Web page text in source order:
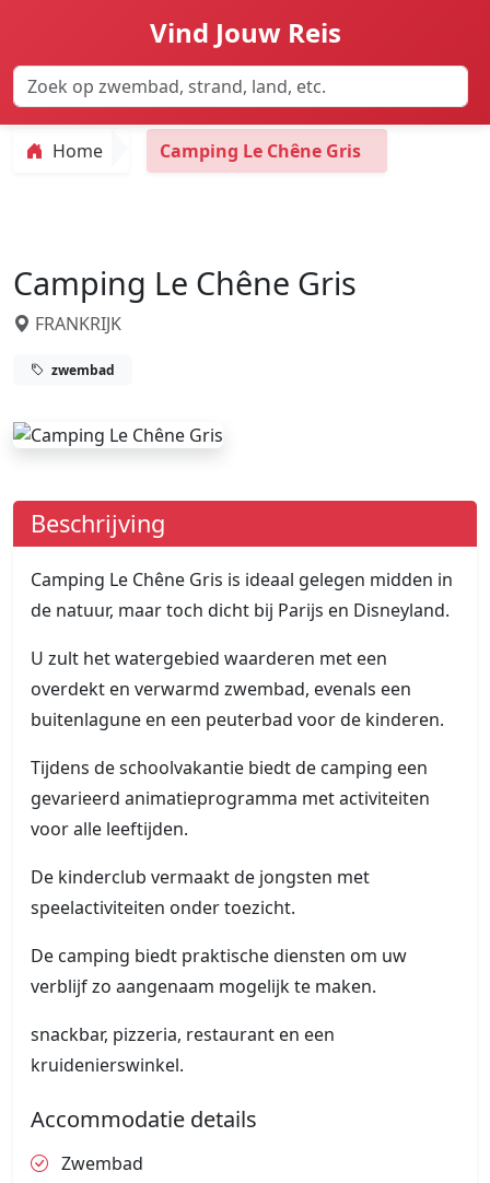
Vind Jouw Reis
Home Camping Le Chêne Gris
Camping Le Chêne Gris
FRANKRIJK
zwembad
Beschrijving
Camping Le Chêne Gris is ideaal gelegen midden in
de natuur, maar toch dicht bij Parijs en Disneyland.
U zult het watergebied waarderen met een
overdekt en verwarmd zwembad, evenals een
buitenlagune en een peuterbad voor de kinderen.
Tijdens de schoolvakantie biedt de camping een
gevarieerd animatieprogramma met activiteiten
voor alle leeftijden.
De kinderclub vermaakt de jongsten met
speelactiviteiten onder toezicht.
De camping biedt praktische diensten om uw
verblijf zo aangenaam mogelijk te maken.
snackbar, pizzeria, restaurant en een
kruidenierswinkel.
Accommodatie details
Zwembad